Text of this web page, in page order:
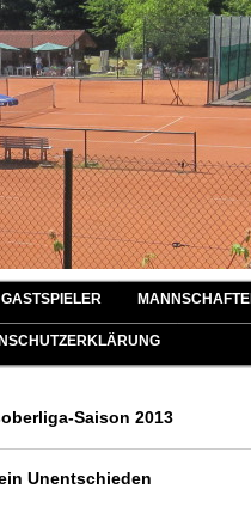
GASTSPIELER
Saison 2013
Unentschieden